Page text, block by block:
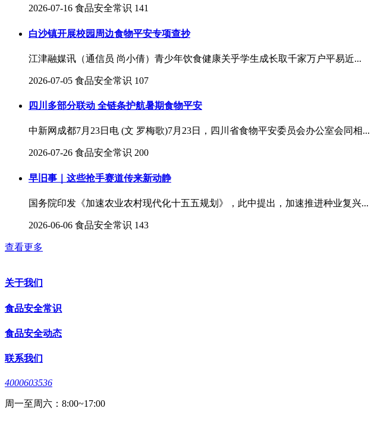
2026-07-16 食品安全常识 141
白沙镇开展校园周边食物平安专项查抄
江津融媒讯（通信员 尚小倩）青少年饮食健康关乎学生成长取千家万户平易近...
2026-07-05 食品安全常识 107
四川多部分联动 全链条护航暑期食物平安
中新网成都7月23日电 (文 罗梅歌)7月23日，四川省食物平安委员会办公室会同相...
2026-07-26 食品安全常识 200
早旧事｜这些抢手赛道传来新动静
国务院印发《加速农业农村现代化十五五规划》，此中提出，加速推进种业复兴...
2026-06-06 食品安全常识 143
查看更多
关于我们
食品安全常识
食品安全动态
联系我们
4000603536
周一至周六：8:00~17:00